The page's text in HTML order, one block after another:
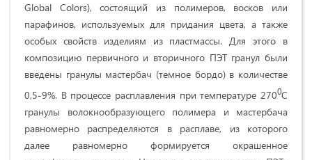
Global Colors), состоящий из полимеров, восков или
парафинов, используемых для придания цвета, а также
особых свойств изделиям из пластмассы. Для этого в
композицию первичного и вторичного ПЭТ гранул были
введены гранулы мастербач (темное бордо) в количестве
0,5-9%. В процессе расплавления при температуре 2700С
гранулы волокнообразующего полимера и мастербача
равномерно распределяются в расплаве, из которого
далее равномерно формируется окрашенное